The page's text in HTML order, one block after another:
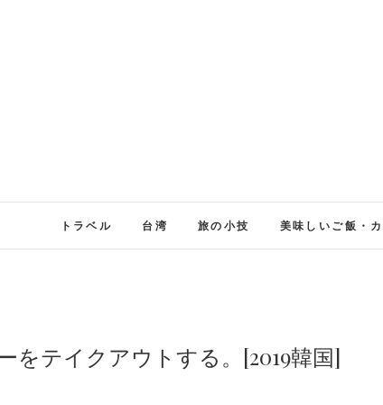
トラベル 台湾 旅の小技 美味しいご飯・
をテイクアウトする。[2019韓国]